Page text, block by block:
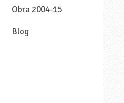
Obra 2004-15
Blog